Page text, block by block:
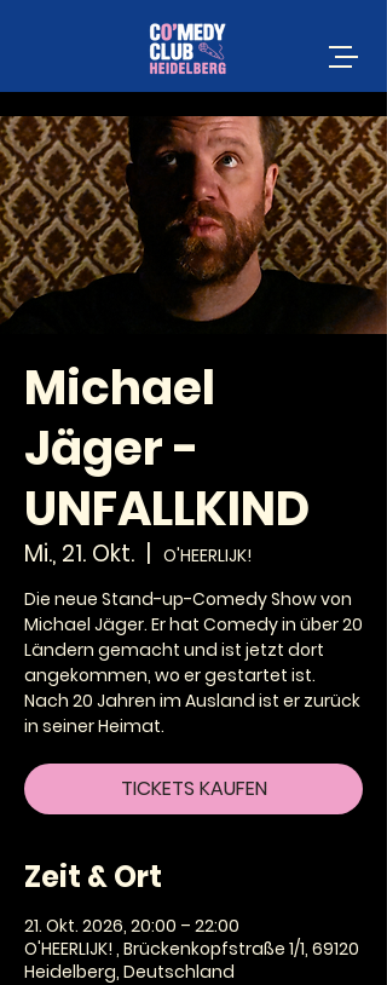
Michael
Jäger -
UNFALLKIND
Mi., 21. Okt.
O'HEERLIJK!
Die neue Stand-up-Comedy Show von
Michael Jäger. Er hat Comedy in über 20
Ländern gemacht und ist jetzt dort
angekommen, wo er gestartet ist.
Nach 20 Jahren im Ausland ist er zurück
in seiner Heimat.
TICKETS KAUFEN
Zeit & Ort
21. Okt. 2026, 20:00 – 22:00
O'HEERLIJK! , Brückenkopfstraße 1/1, 69120
Heidelberg, Deutschland